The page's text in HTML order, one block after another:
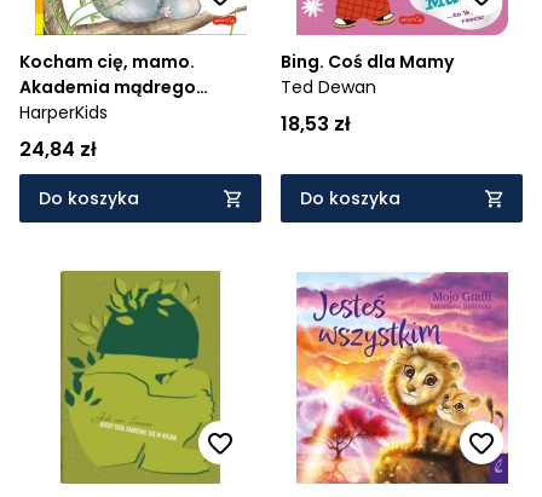
Kocham cię, mamo.
Akademia mądrego
dziecka. Mój świat
HarperKids
24,84 zł
Do koszyka
Bing. Coś dla Mamy
Ted Dewan
18,53 zł
Do koszyka